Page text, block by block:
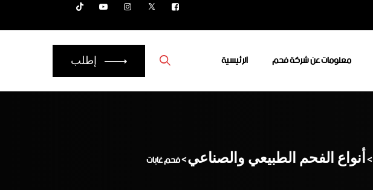
الرئيسية معلومات عن شركة فحم إطلب
>أنواع الفحم الطبيعي والصناعي>فحم غابات